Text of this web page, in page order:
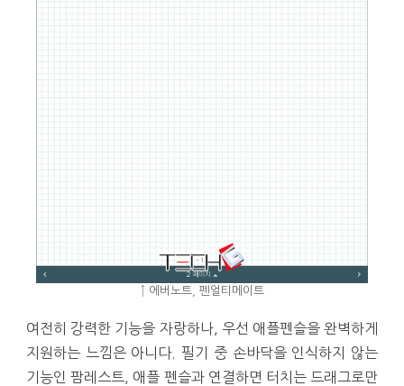
↑ 에버노트, 펜얼티메이트
여전히 강력한 기능을 자랑하나, 우선 애플펜슬을 완벽하게
지원하는 느낌은 아니다. 필기 중 손바닥을 인식하지 않는
기능인 팜레스트, 애플 펜슬과 연결하면 터치는 드래그로만